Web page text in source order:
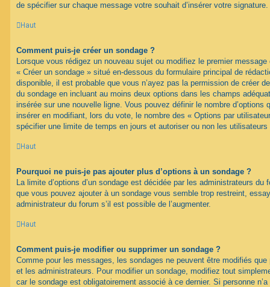
de spécifier sur chaque message votre souhait d’insérer votre signature.
Haut
Comment puis-je créer un sondage ?
Lorsque vous rédigez un nouveau sujet ou modifiez le premier message
« Créer un sondage » situé en-dessous du formulaire principal de
disponible, il est probable que vous n’ayez pas la permission de créer
du sondage en incluant au moins deux options dans les champs
insérée sur une nouvelle ligne. Vous pouvez définir le nombre d’options
insérer en modifiant, lors du vote, le nombre des « Options par
spécifier une limite de temps en jours et autoriser ou non les
Haut
Pourquoi ne puis-je pas ajouter plus d’options à un sondage ?
La limite d’options d’un sondage est décidée par les administrateurs du
que vous pouvez ajouter à un sondage vous semble trop restreint,
administrateur du forum s’il est possible de l’augmenter.
Haut
Comment puis-je modifier ou supprimer un sondage ?
Comme pour les messages, les sondages ne peuvent être modifiés que
et les administrateurs. Pour modifier un sondage, modifiez tout
car le sondage est obligatoirement associé à ce dernier. Si personne